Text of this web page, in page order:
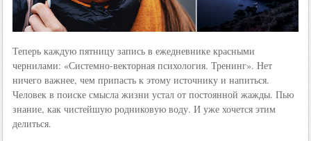
Теперь каждую пятницу запись в ежедневнике красными
чернилами: «Системно-векторная психология. Тренинг». Нет
ничего важнее, чем припасть к этому источнику и напиться.
Человек в поиске смысла жизни устал от постоянной жажды. Пью
знание, как чистейшую родниковую воду. И уже хочется этим
делиться.